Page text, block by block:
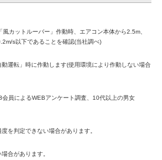
カットルーバー」作動時、エアコン本体から2.5m、
s以下であることを確認(当社調べ)
動運転」時に作動します(使用環境により作動しない場合
会員によるWEBアンケート調査、10代以上の男女
を判定できない場合があります。
合があります。